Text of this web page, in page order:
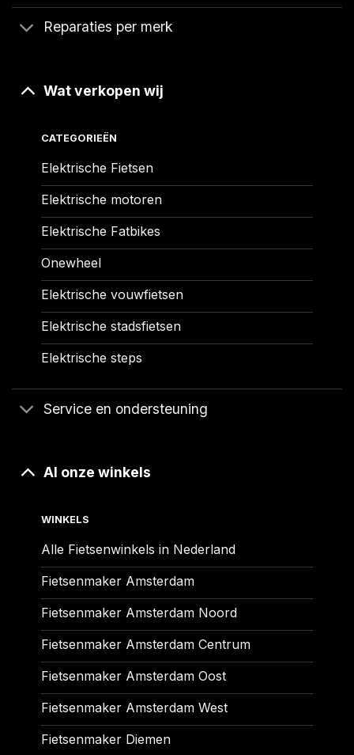
Reparaties per merk
Wat verkopen wij
CATEGORIEËN
Elektrische Fietsen
Elektrische motoren
Elektrische Fatbikes
Onewheel
Elektrische vouwfietsen
Elektrische stadsfietsen
Elektrische steps
Service en ondersteuning
Al onze winkels
WINKELS
Alle Fietsenwinkels in Nederland
Fietsenmaker Amsterdam
Fietsenmaker Amsterdam Noord
Fietsenmaker Amsterdam Centrum
Fietsenmaker Amsterdam Oost
Fietsenmaker Amsterdam West
Fietsenmaker Diemen